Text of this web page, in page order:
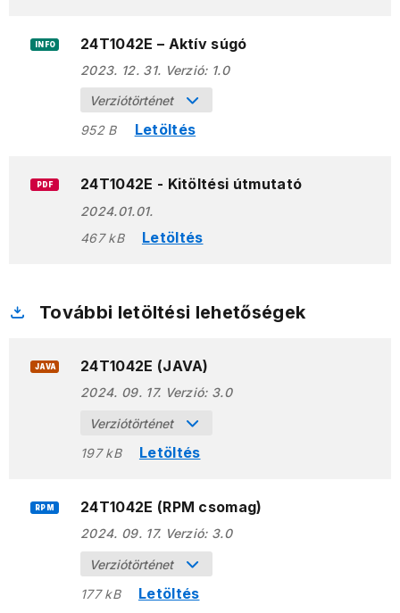
INFO 24T1042E – Aktív súgó
2023. 12. 31. Verzió: 1.0
Verziótörténet
952 B
Letöltés
PDF 24T1042E - Kitöltési útmutató
2024.01.01.
467 kB
Letöltés
További letöltési lehetőségek
JAVA 24T1042E (JAVA)
2024. 09. 17. Verzió: 3.0
Verziótörténet
197 kB
Letöltés
RPM 24T1042E (RPM csomag)
2024. 09. 17. Verzió: 3.0
Verziótörténet
177 kB
Letöltés